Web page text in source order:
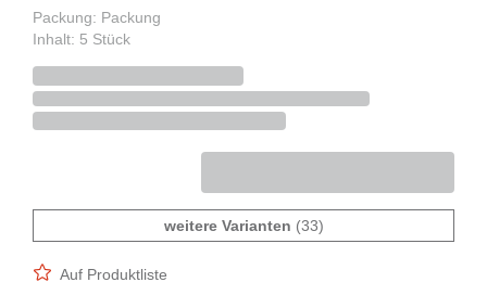
Packung: Packung
Inhalt: 5 Stück
weitere Varianten (33)
Auf Produktliste